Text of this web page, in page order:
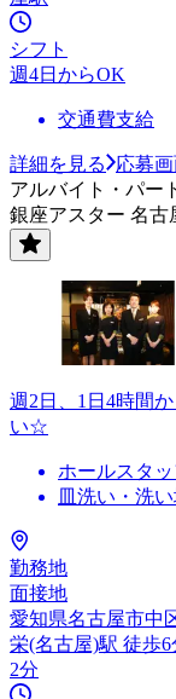
シフト
週4日からOK
交通費支給
詳細を見る
応募
アルバイト・パー
銀座アスター 名古
週2日、1日4時間
い☆
ホールスタッ
皿洗い・洗
勤務地
面接地
愛知県名古屋市中
栄(名古屋)駅 徒歩
2分